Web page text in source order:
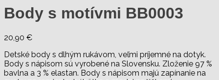
Body s motívmi BB0003
20,90 €
Detské body s dlhým rukávom, veľmi príjemné na dotyk.
Body s nápisom sú vyrobené na Slovensku. Zloženie 97 %
bavlna a 3 % elastan. Body s nápisom majú zapínanie na